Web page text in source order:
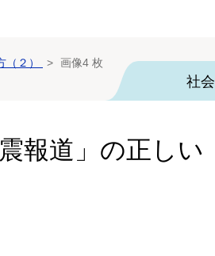
２）
画像4 枚
社会
報道」の正しい